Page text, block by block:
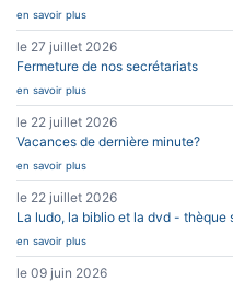
en savoir plus
le 27 juillet 2026
Fermeture de nos secrétariats
en savoir plus
le 22 juillet 2026
Vacances de dernière minute?
en savoir plus
le 22 juillet 2026
La ludo, la biblio et la dvd -
en savoir plus
le 09 juin 2026